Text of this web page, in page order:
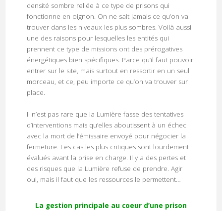
densité sombre reliée à ce type de prisons qui
fonctionne en oignon. On ne sait jamais ce qu’on va
trouver dans les niveaux les plus sombres. Voilà aussi
une des raisons pour lesquelles les entités qui
prennent ce type de missions ont des prérogatives
énergétiques bien spécifiques. Parce qu’il faut pouvoir
entrer sur le site, mais surtout en ressortir en un seul
morceau, et ce, peu importe ce qu’on va trouver sur
place.
Il n’est pas rare que la Lumière fasse des tentatives
d’interventions mais qu’elles aboutissent à un échec
avec la mort de l’émissaire envoyé pour négocier la
fermeture. Les cas les plus critiques sont lourdement
évalués avant la prise en charge. Il y a des pertes et
des risques que la Lumière refuse de prendre. Agir
oui, mais il faut que les ressources le permettent…
La gestion principale au coeur d’une prison